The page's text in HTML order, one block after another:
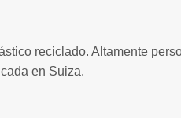
reciclado. Altamente
en Suiza.